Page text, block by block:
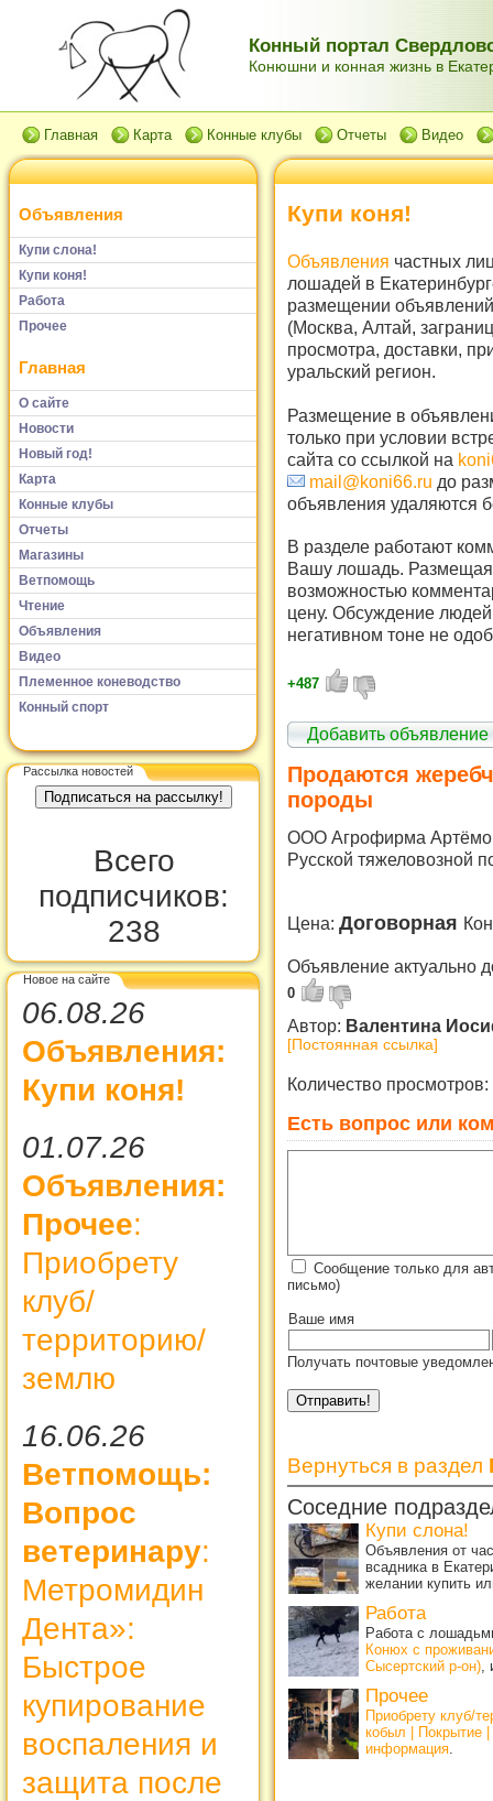
Конный портал
Конюшни и конная жизнь в
Главная Карта Конные клубы Отчеты Видео
Объявления
Купи слона!
Купи коня!
Работа
Прочее
Главная
О сайте
Новости
Новый год!
Карта
Конные клубы
Отчеты
Магазины
Ветпомощь
Чтение
Объявления
Видео
Племенное коневодство
Конный спорт
Рассылка новостей
Всего
подписчиков:
238
Новое на сайте
06.08.26
Объявления:
Купи коня!
01.07.26
Объявления:
Прочее:
Приобрету
клуб/
территорию/
землю
16.06.26
Ветпомощь:
Вопрос
ветеринару:
Метромидин
Дента»:
Быстрое
купирование
воспаления и
защита после
Купи коня!
Объявления частных
лошадей в
размещении
(Москва, Алтай,
просмотра, доставки,
уральский регион.
Размещение в
только при условии
сайта со ссылкой на
mail@koni66.ru до
объявления удаляются
В разделе работают
Вашу лошадь. Размещая
возможностью
цену. Обсуждение
негативном тоне не
+487
Добавить объявление
Продаются
породы
ООО Агрофирма
Русской тяжеловозной
Цена: Договорная
Объявление актуально
0
Автор: Валентина
[Постоянная ссылка]
Количество просмотров:
Есть вопрос или
Сообщение только для
письмо)
Ваше имя
Получать почтовые
Вернуться в раздел
Соседние
Купи слона!
Объявления от
всадника в
желании купить
Работа
Работа с
Конюх с
Сысертский р-он)
Прочее
Приобрету клуб/
кобыл | Покрытие
информация